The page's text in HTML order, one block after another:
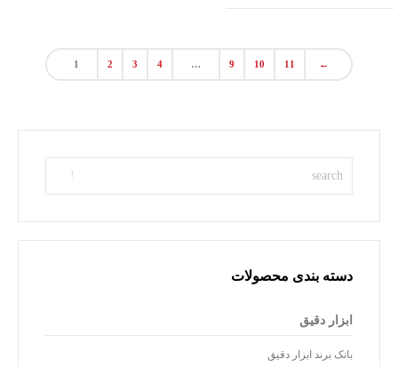
1 2 3 4 … 9 10 11 ←
دسته بندی محصولات
ابزار دقیق
بانک برند ابزار دقیق